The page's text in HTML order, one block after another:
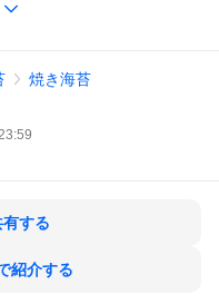
焼き海苔
する
紹介する